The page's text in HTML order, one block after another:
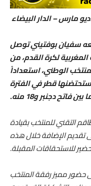
مارس – الدار البيضاء
سفيان بوفتيني توصل
لكرة القدم، من
الوطني، استعداداً
قطر في الفترة
فاتح دجنبر و18 منه.
التقني للمنتخب بقيادة
تقديم الإضافة خلال هذه
للاستحقاقات المقبلة.
مميز رفقة المنتخب